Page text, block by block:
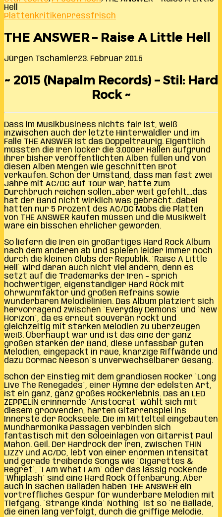
Hell
PlattenkritikenPressfrisch
THE ANSWER – Raise A Little Hell
Jürgen Tschamler23. Februar 2015
~ 2015 (Napalm Records) – Stil: Hard
Rock ~
Dass im Musikbusiness nichts fair ist, weiß
inzwischen auch der letzte Hinterwäldler und im
Falle THE ANSWER ist das Doppeltraurig. Eigentlich
müssten die Iren locker die 3.000er Hallen aufgrund
ihrer bisher veröffentlichten Alben füllen und von
diesen Alben Mengen wie geschnitten Brot
verkaufen. Schon der Umstand, dass man fast zwei
Jahre mit AC/DC auf Tour war, hätte zum
Durchbruch reichen sollen…aber weit gefehlt….das
hat der Band nicht wirklich was gebracht…dabei
hätten nur 5 Prozent des AC/DC Mobs die Platten
von THE ANSWER kaufen müssen und die Musikwelt
wäre ein bisschen ehrlicher geworden.
So liefern die Iren ein großartiges Hard Rock Album
nach dem anderen ab und spielen leider immer noch
durch die kleinen Clubs der Republik. `Raise A Little
Hell` wird daran auch nicht viel ändern, denn es
setzt auf die Trademarks der Iren – sprich
hochwertiger, eigenständiger Hard Rock mit
Ohrwurmfaktor und großen Refrains sowie
wunderbaren Melodielinien. Das Album platziert sich
hervorragend zwischen `Everyday Demons` und `New
Horizon`, da es erneut souverän rockt und
gleichzeitig mit starken Melodien zu überzeugen
weiß. Überhaupt war und ist das eine der ganz
großen Stärken der Band, diese unfassbar guten
Melodien, eingepackt in raue, knarzige Riffwände und
dazu Cormac Neeson`s unverwechselbarer Gesang.
Schon der Einstieg mit dem grandiosen Rocker `Long
Live The Renegades`, einer Hymne der edelsten Art,
ist ein ganz, ganz großes Rockerlebnis. Das an LED
ZEPPELIN erinnernde `Aristocrat` wühlt sich mit
diesem groovenden, harten Gitarrenspiel ins
Innerste der Rockseele. Die im Mittelteil eingebauten
Mundharmonika Passagen verbinden sich
fantastisch mit den Soloeinlagen von Gitarrist Paul
Mahon. Geil. Der Hardrock der Iren, zwischen THIN
LIZZY und AC/DC, lebt von einer enormen Intensität
und gerade treibende Songs wie `Cigarettes &
Regret`, `I Am What I Am` oder das lässig rockende
`Whiplash` sind eine Hard Rock Offenbarung. Aber
auch in Sachen Balladen haben THE ANSWER ein
vortreffliches Gespür für wunderbare Melodien mit
Tiefgang. `Strange Kinda` Nothing` ist so `ne Ballade,
die einen lang verfolgt, durch die griffige Melodie.